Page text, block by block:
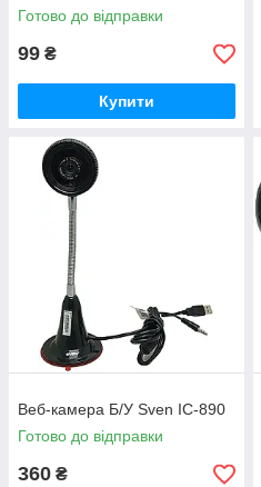
Готово до відправки
99 ₴
Купити
Веб-камера Б/У Sven IC-890
Готово до відправки
360 ₴